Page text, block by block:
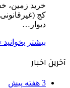
خرید زمین،
کج
دیوار…
بیشتر بخوانید
آخرین اخبار
3 هفته پیش